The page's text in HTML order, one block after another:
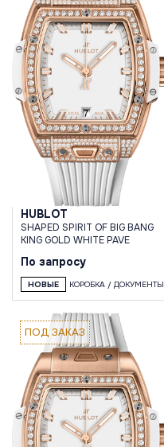
HUBLOT
SHAPED SPIRIT OF BIG BANG
KING GOLD WHITE PAVE
По запросу
НОВЫЕ КОРОБКА / ДОКУМЕНТЫ
ПОД ЗАКАЗ